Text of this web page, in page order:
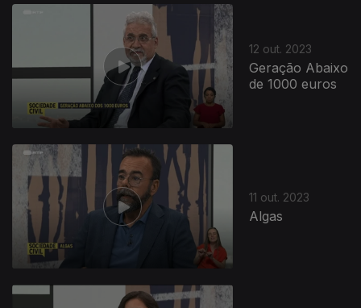
12 out. 2023
Geração Abaixo
de 1000 euros
11 out. 2023
Algas